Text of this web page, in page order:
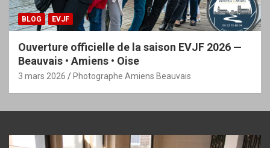
BLOG EVJF
Ouverture officielle de la saison EVJF 2026 —
Beauvais • Amiens • Oise
3 mars 2026 Photographe Amiens Beauvais